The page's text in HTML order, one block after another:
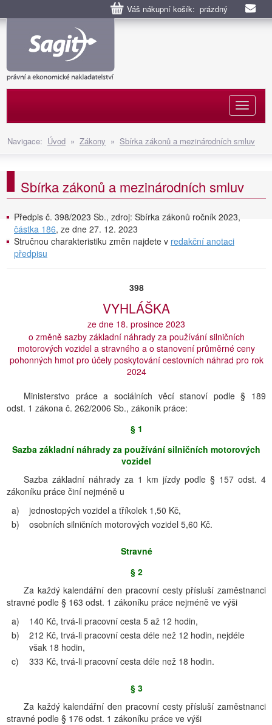
Váš nákupní košík: prázdný
Navigace: Úvod » Zákony » Sbírka zákonů a mezinárodních smluv
Sbírka zákonů a mezinárodních smluv
Předpis č. 398/2023 Sb., zdroj: Sbírka zákonů ročník 2023,
částka 186, ze dne 27. 12. 2023
Stručnou charakteristiku změn najdete v redakční anotaci
předpisu
398
VYHLÁŠKA
ze dne 18. prosince 2023
o změně sazby základní náhrady za používání silničních
motorových vozidel a stravného a o stanovení průměrné ceny
pohonných hmot pro účely poskytování cestovních náhrad pro rok
2024
Ministerstvo práce a sociálních věcí stanoví podle § 189
odst. 1 zákona č. 262/2006 Sb., zákoník práce:
§ 1
Sazba základní náhrady za používání silničních motorových
vozidel
Sazba základní náhrady za 1 km jízdy podle § 157 odst. 4
zákoníku práce činí nejméně u
a)
jednostopých vozidel a tříkolek 1,50 Kč,
b)
osobních silničních motorových vozidel 5,60 Kč.
Stravné
§ 2
Za každý kalendářní den pracovní cesty přísluší zaměstnanci
stravné podle § 163 odst. 1 zákoníku práce nejméně ve výši
a)
140 Kč, trvá-li pracovní cesta 5 až 12 hodin,
b)
212 Kč, trvá-li pracovní cesta déle než 12 hodin, nejdéle
však 18 hodin,
c)
333 Kč, trvá-li pracovní cesta déle než 18 hodin.
§ 3
Za každý kalendářní den pracovní cesty přísluší zaměstnanci
stravné podle § 176 odst. 1 zákoníku práce ve výši